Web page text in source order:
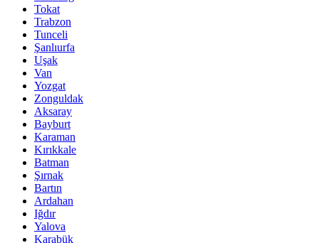
Tokat
Trabzon
Tunceli
Şanlıurfa
Uşak
Van
Yozgat
Zonguldak
Aksaray
Bayburt
Karaman
Kırıkkale
Batman
Şırnak
Bartın
Ardahan
Iğdır
Yalova
Karabük